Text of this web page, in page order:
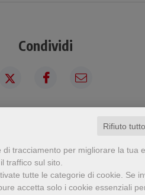
Rifiuto
tracciamento per migliorare la tua
traffico sul sito.
tutte le categorie di cookie. Se
accetta solo i cookie essenziali
Condividi
prodotto ha